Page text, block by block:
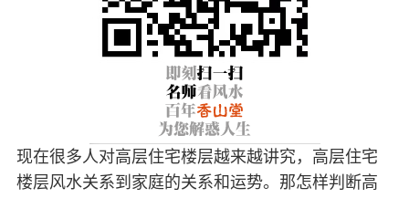
现在很多人对高层住宅楼层越来越讲究，高层住宅
楼层风水关系到家庭的关系和运势。那怎样判断高